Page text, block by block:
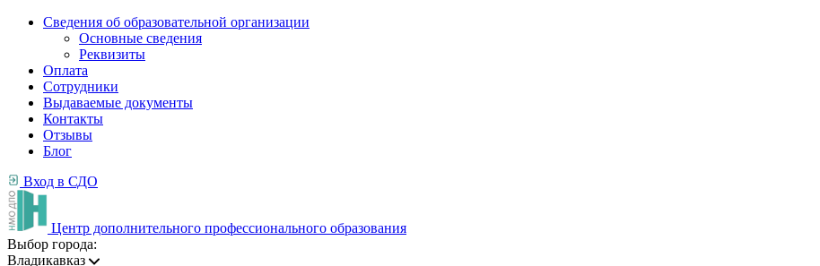
Сведения об образовательной организации
Основные сведения
Реквизиты
Оплата
Сотрудники
Выдаваемые документы
Контакты
Отзывы
Блог
Вход в СДО
Центр дополнительного профессионального образования
Выбор города:
Владикавказ